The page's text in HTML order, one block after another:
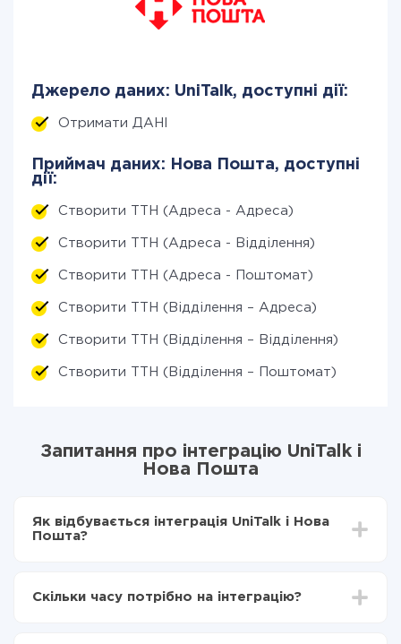
Джерело даних: UniTalk, доступні дії:
Отримати ДАНІ
Приймач даних: Нова Пошта, доступні
дії:
Створити ТТН (Адреса - Адреса)
Створити ТТН (Адреса - Відділення)
Створити ТТН (Адреса - Поштомат)
Створити ТТН (Відділення – Адреса)
Створити ТТН (Відділення – Відділення)
Створити ТТН (Відділення – Поштомат)
Запитання про інтеграцію UniTalk і
Нова Пошта
Як відбувається інтеграція UniTalk і Нова
Пошта?
Вибираєте які дані передавати з UniTalk в Нова
Скільки часу потрібно на інтеграцію?